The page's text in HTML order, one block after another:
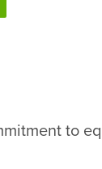
to